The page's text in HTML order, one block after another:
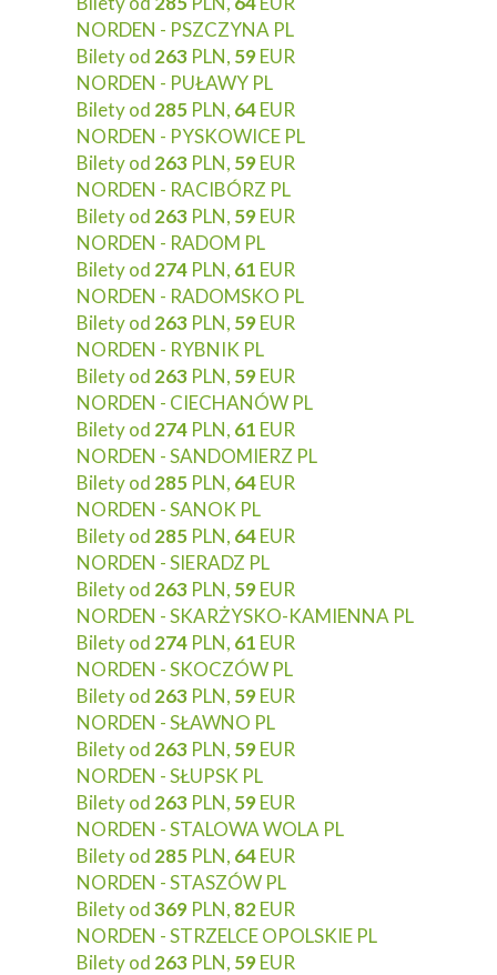
NORDEN - PSZCZYNA PL
Bilety od 263 PLN, 59EUR
NORDEN - PUŁAWY PL
Bilety od 285 PLN, 64EUR
NORDEN - PYSKOWICE PL
Bilety od 263 PLN, 59EUR
NORDEN - RACIBÓRZ PL
Bilety od 263 PLN, 59EUR
NORDEN - RADOM PL
Bilety od 274 PLN, 61 EUR
NORDEN - RADOMSKO PL
Bilety od 263 PLN, 59EUR
NORDEN - RYBNIK PL
Bilety od 263 PLN, 59EUR
NORDEN - CIECHANÓW PL
Bilety od 274 PLN, 61 EUR
NORDEN - SANDOMIERZ PL
Bilety od 285 PLN, 64EUR
NORDEN - SANOK PL
Bilety od 285 PLN, 64EUR
NORDEN - SIERADZ PL
Bilety od 263 PLN, 59EUR
NORDEN - SKARŻYSKO-KAMIENNA PL
Bilety od 274 PLN, 61 EUR
NORDEN - SKOCZÓW PL
Bilety od 263 PLN, 59EUR
NORDEN - SŁAWNO PL
Bilety od 263 PLN, 59EUR
NORDEN - SŁUPSK PL
Bilety od 263 PLN, 59EUR
NORDEN - STALOWA WOLA PL
Bilety od 285 PLN, 64EUR
NORDEN - STASZÓW PL
Bilety od369 PLN, 82EUR
NORDEN - STRZELCE OPOLSKIE PL
Bilety od 263 PLN, 59EUR